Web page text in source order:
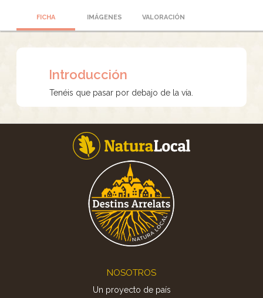
FICHA IMÁGENES VALORACIÓN
Introducción
Tenéis que pasar por debajo de la vía.
NOSOTROS
Un proyecto de país